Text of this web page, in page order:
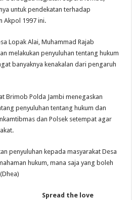
untuk pendekatan terhadap
Akpol 1997 ini.
Lopak Alai, Muhammad Rajab
melakukan penyuluhan tentang hukum
banyaknya kenakalan dari pengaruh
Brimob Polda Jambi menegaskan
penyuluhan tentang hukum dan
dan Polsek setempat agar
penyuluhan kepada masyarakat Desa
hukum, mana saja yang boleh
Spread the love